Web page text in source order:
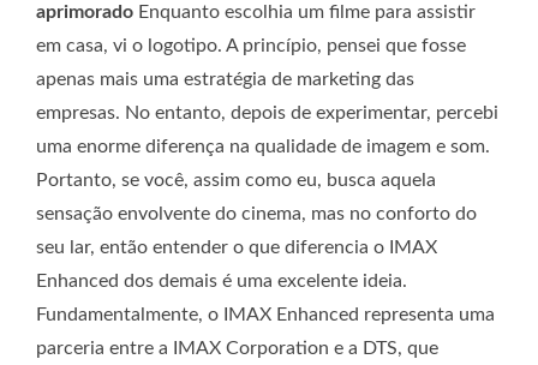
aprimorado Enquanto escolhia um filme para assistir
em casa, vi o logotipo. A princípio, pensei que fosse
apenas mais uma estratégia de marketing das
empresas. No entanto, depois de experimentar, percebi
uma enorme diferença na qualidade de imagem e som.
Portanto, se você, assim como eu, busca aquela
sensação envolvente do cinema, mas no conforto do
seu lar, então entender o que diferencia o IMAX
Enhanced dos demais é uma excelente ideia.
Fundamentalmente, o IMAX Enhanced representa uma
parceria entre a IMAX Corporation e a DTS, que